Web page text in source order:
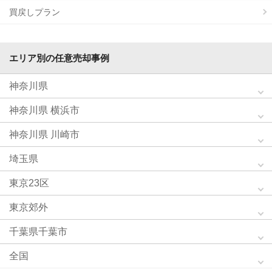
買戻しプラン
エリア別の任意売却事例
神奈川県
神奈川県 横浜市
神奈川県 川崎市
埼玉県
東京23区
東京郊外
千葉県千葉市
全国